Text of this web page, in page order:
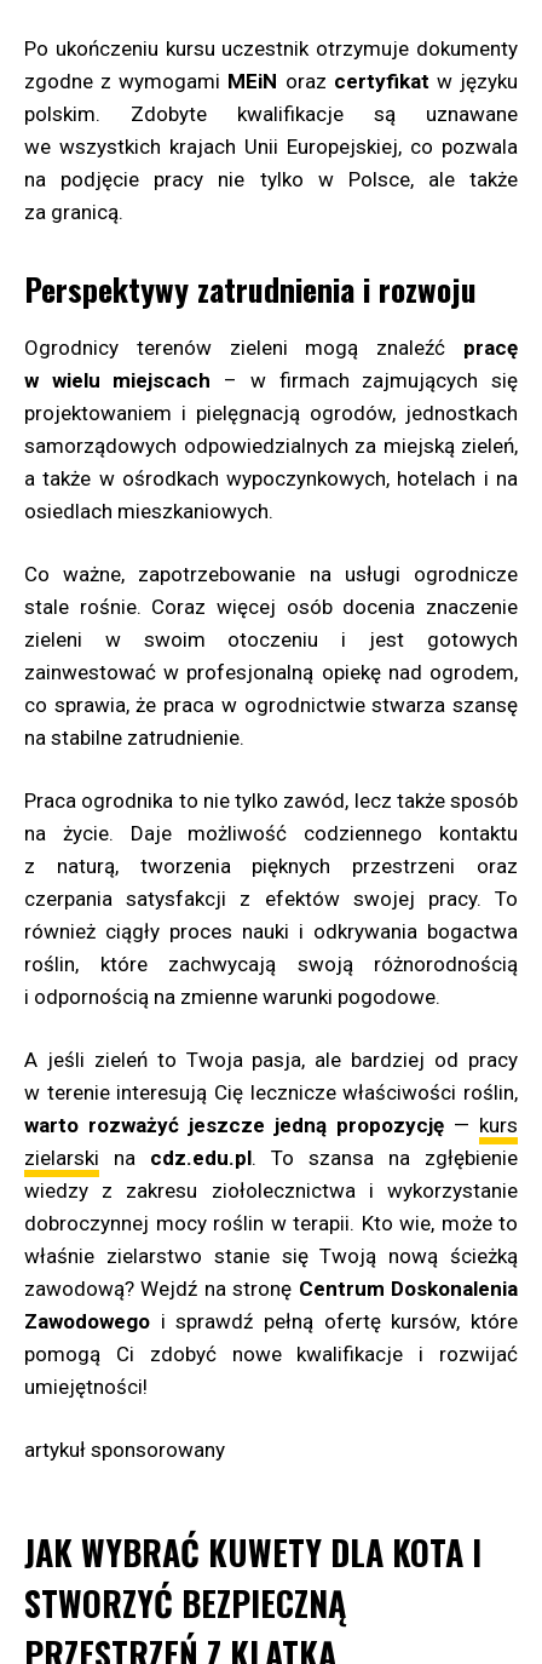
Po ukończeniu kursu uczestnik otrzymuje dokumenty
zgodne z wymogami MEiN oraz certyfikat w języku
polskim. Zdobyte kwalifikacje są uznawane
we wszystkich krajach Unii Europejskiej, co pozwala
na podjęcie pracy nie tylko w Polsce, ale także
za granicą.
Perspektywy zatrudnienia i rozwoju
Ogrodnicy terenów zieleni mogą znaleźć pracę
w wielu miejscach – w firmach zajmujących się
projektowaniem i pielęgnacją ogrodów, jednostkach
samorządowych odpowiedzialnych za miejską zieleń,
a także w ośrodkach wypoczynkowych, hotelach i na
osiedlach mieszkaniowych.
Co ważne, zapotrzebowanie na usługi ogrodnicze
stale rośnie. Coraz więcej osób docenia znaczenie
zieleni w swoim otoczeniu i jest gotowych
zainwestować w profesjonalną opiekę nad ogrodem,
co sprawia, że praca w ogrodnictwie stwarza szansę
na stabilne zatrudnienie.
Praca ogrodnika to nie tylko zawód, lecz także sposób
na życie. Daje możliwość codziennego kontaktu
z naturą, tworzenia pięknych przestrzeni oraz
czerpania satysfakcji z efektów swojej pracy. To
również ciągły proces nauki i odkrywania bogactwa
roślin, które zachwycają swoją różnorodnością
i odpornością na zmienne warunki pogodowe.
A jeśli zieleń to Twoja pasja, ale bardziej od pracy
w terenie interesują Cię lecznicze właściwości roślin,
warto rozważyć jeszcze jedną propozycję — kurs
zielarski na cdz.edu.pl. To szansa na zgłębienie
wiedzy z zakresu ziołolecznictwa i wykorzystanie
dobroczynnej mocy roślin w terapii. Kto wie, może to
właśnie zielarstwo stanie się Twoją nową ścieżką
zawodową? Wejdź na stronę Centrum Doskonalenia
Zawodowego i sprawdź pełną ofertę kursów, które
pomogą Ci zdobyć nowe kwalifikacje i rozwijać
umiejętności!
artykuł sponsorowany
JAK WYBRAĆ KUWETY DLA KOTA I
STWORZYĆ BEZPIECZNĄ
PRZESTRZEŃ Z KLATKĄ